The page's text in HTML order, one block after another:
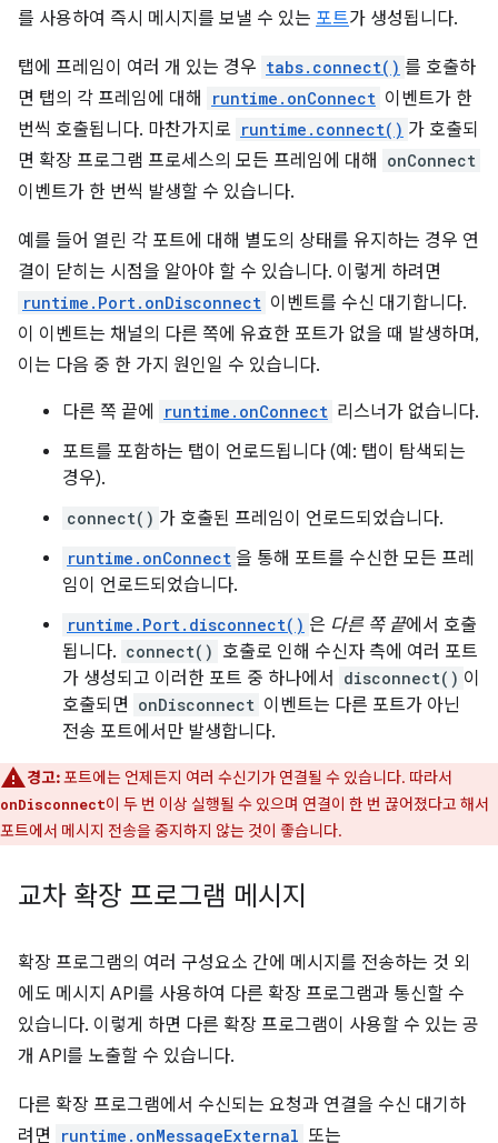
를 사용하여 즉시 메시지를 보낼 수 있는 포트가 생성됩니다.
탭에 프레임이 여러 개 있는 경우 tabs.connect() 를 호출하
면 탭의 각 프레임에 대해
runtime.onConnect 이벤트가 한
번씩 호출됩니다. 마찬가지로 runtime.connect() 가 호출되
면 확장 프로그램 프로세스의 모든 프레임에 대해
onConnect
이벤트가 한 번씩 발생할 수 있습니다.
예를 들어 열린 각 포트에 대해 별도의 상태를 유지하는 경우 연
결이 닫히는 시점을 알아야 할 수 있습니다. 이렇게 하려면
runtime.Port.onDisconnect 이벤트를 수신 대기합니다.
이 이벤트는 채널의 다른 쪽에 유효한 포트가 없을 때 발생하며,
이는 다음 중 한 가지 원인일 수 있습니다.
다른 쪽 끝에 runtime.onConnect 리스너가 없습니다.
포트를 포함하는 탭이 언로드됩니다 (예: 탭이 탐색되는
경우).
connect() 가 호출된 프레임이 언로드되었습니다.
runtime.onConnect 을 통해 포트를 수신한 모든 프레
임이 언로드되었습니다.
runtime.Port.disconnect() 은 다른 쪽 끝에서 호출
됩니다. connect() 호출로 인해 수신자 측에 여러 포트
가 생성되고 이러한 포트 중 하나에서
disconnect() 이
호출되면 onDisconnect 이벤트는 다른 포트가 아닌
전송 포트에서만 발생합니다.
경고:포트에는 언제든지 여러 수신기가 연결될 수 있습니다. 따라서
onDisconnect이 두 번 이상 실행될 수 있으며 연결이 한 번 끊어졌다고 해서
포트에서 메시지 전송을 중지하지 않는 것이 좋습니다.
교차 확장 프로그램 메시지
확장 프로그램의 여러 구성요소 간에 메시지를 전송하는 것 외
에도 메시지 API를 사용하여 다른 확장 프로그램과 통신할 수
있습니다. 이렇게 하면 다른 확장 프로그램이 사용할 수 있는 공
개 API를 노출할 수 있습니다.
다른 확장 프로그램에서 수신되는 요청과 연결을 수신 대기하
려면
runtime.onMessageExternal 또는